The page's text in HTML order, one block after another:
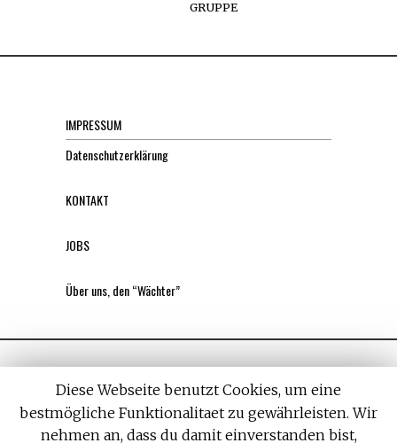
GRUPPE
IMPRESSUM
Datenschutzerklärung
KONTAKT
JOBS
Über uns, den “Wächter”
Diese Webseite benutzt Cookies, um eine
bestmögliche Funktionalitaet zu gewährleisten. Wir
nehmen an, dass du damit einverstanden bist,